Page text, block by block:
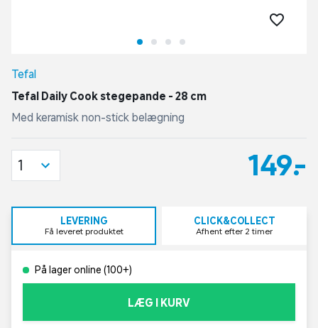
Tefal
Tefal Daily Cook stegepande - 28 cm
Med keramisk non-stick belægning
149,-
1
LEVERING
Få leveret produktet
CLICK&COLLECT
Afhent efter 2 timer
På lager online (100+)
LÆG I KURV